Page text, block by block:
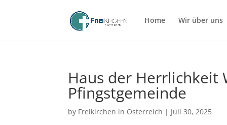
Home Wir über uns
Haus der Herrlichkeit
Pfingstgemeinde
by Freikirchen in Österreich | Juli 30, 2025